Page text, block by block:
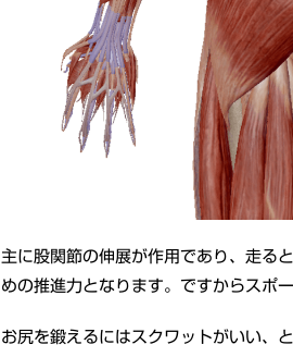
主に股関節の伸展が作用であり、走る
めの推進力となります。ですからスポ
お尻を鍛えるにはスクワットがいい、